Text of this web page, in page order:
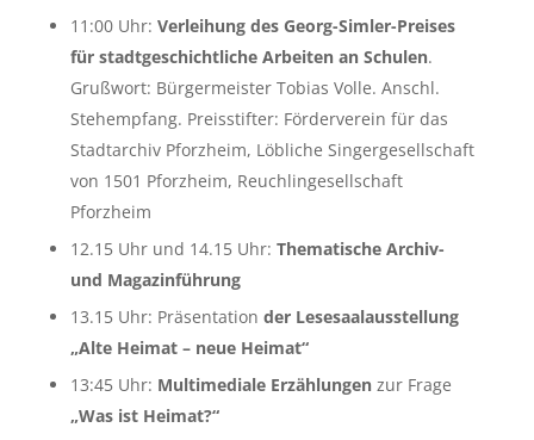
11:00 Uhr: Verleihung des Georg-Simler-Preises
für stadtgeschichtliche Arbeiten an Schulen.
Grußwort: Bürgermeister Tobias Volle. Anschl.
Stehempfang. Preisstifter: Förderverein für das
Stadtarchiv Pforzheim, Löbliche Singergesellschaft
von 1501 Pforzheim, Reuchlingesellschaft
Pforzheim
12.15 Uhr und 14.15 Uhr: Thematische Archiv-
und Magazinführung
13.15 Uhr: Präsentation der Lesesaalausstellung
„Alte Heimat – neue Heimat“
13:45 Uhr: Multimediale Erzählungenzur Frage
„Was ist Heimat?“